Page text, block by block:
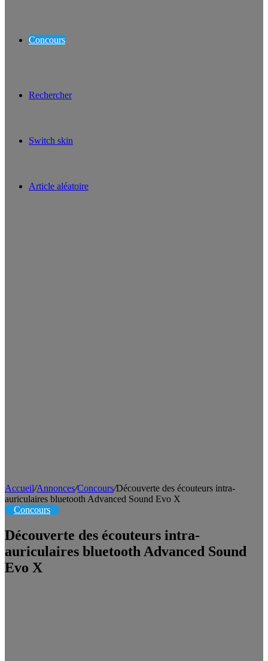
Concours
Rechercher
Switch skin
Article aléatoire
Accueil/Annonces/Concours/Découverte des écouteurs intra-
auriculaires bluetooth Advanced Sound Evo X
Concours
Découverte des écouteurs intra-
auriculaires bluetooth Advanced Sound
Evo X